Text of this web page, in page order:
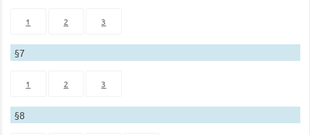
1 2 3
§7
1 2 3
§8